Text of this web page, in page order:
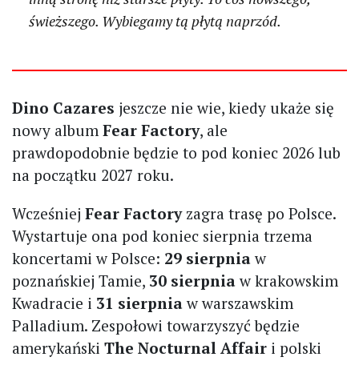
świeższego. Wybiegamy tą płytą naprzód.
Dino Cazares jeszcze nie wie, kiedy ukaże się
nowy album Fear Factory, ale
prawdopodobnie będzie to pod koniec 2026 lub
na początku 2027 roku.
Wcześniej Fear Factoryzagra trasę po Polsce.
Wystartuje ona pod koniec sierpnia trzema
koncertami w Polsce: 29 sierpniaw
poznańskiej Tamie, 30 sierpniaw krakowskim
Kwadracie i 31 sierpniaw warszawskim
Palladium. Zespołowi towarzyszyć będzie
amerykański The Nocturnal Affair i polski